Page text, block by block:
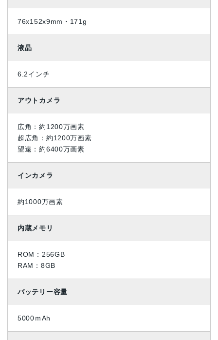
76x152x9mm・171g
液晶
6.2インチ
アウトカメラ
広角：約1200万画素
超広角：約1200万画素
望遠：約6400万画素
インカメラ
約1000万画素
内蔵メモリ
ROM：256GB
RAM：8GB
バッテリー容量
5000ｍAh